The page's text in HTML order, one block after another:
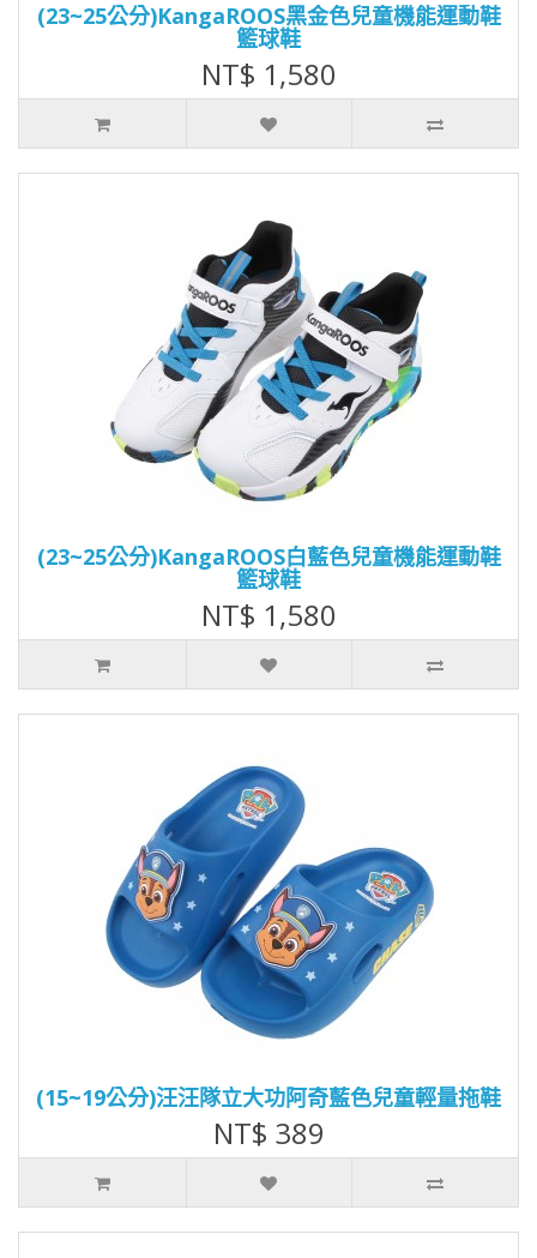
(23~25公分)KangaROOS黑金色兒童機能運動鞋
籃球鞋
NT$ 1,580
(23~25公分)KangaROOS白藍色兒童機能運動鞋
籃球鞋
NT$ 1,580
(15~19公分)汪汪隊立大功阿奇藍色兒童輕量拖鞋
NT$ 389